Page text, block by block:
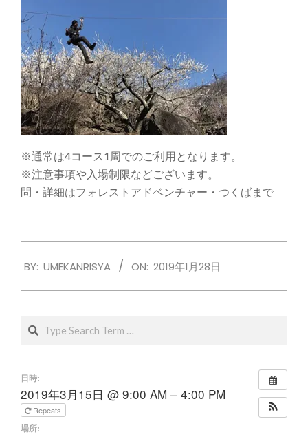
※通常は4コース1周でのご利用となります。
※注意事項や入場制限などございます。
問・詳細はフォレストアドベンチャー・つくばまで
01-
BY: UMEKANRISYA ON: 2019年1月28日
Search
日時:
2019年3月15日 @ 9:00 AM – 4:00 PM
Repeats
場所: